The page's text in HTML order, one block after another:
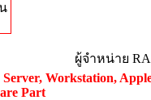
ผู้จำหน่าย
Workstation,
Part